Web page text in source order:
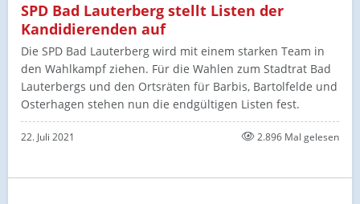
SPD Bad Lauterberg stellt Listen der
Kandidierenden auf
Die SPD Bad Lauterberg wird mit einem starken Team in
den Wahlkampf ziehen. Für die Wahlen zum Stadtrat Bad
Lauterbergs und den Ortsräten für Barbis, Bartolfelde und
Osterhagen stehen nun die endgültigen Listen fest.
22. Juli 2021 2.896 Mal gelesen